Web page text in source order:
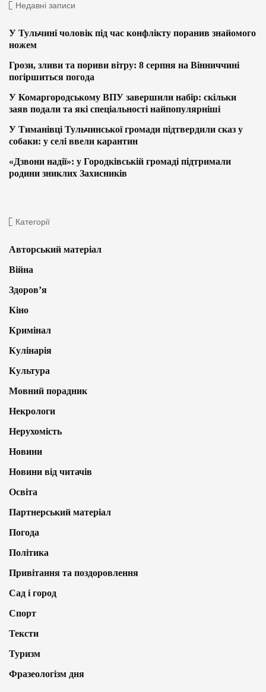
Недавні записи
У Тульчині чоловік під час конфлікту поранив знайомого
ножем
Грози, зливи та пориви вітру: 8 серпня на Вінниччині
погіршиться погода
У Комаргородському ВПУ завершили набір: скільки
заяв подали та які спеціальності найпопулярніші
У Тиманівці Тульчинської громади підтвердили сказ у
собаки: у селі ввели карантин
«Дзвони надії»: у Городківській громаді підтримали
родини зниклих Захисників
Категорії
Авторський матеріал
Війна
Здоров’я
Кіно
Кримінал
Кулінарія
Культура
Мовний порадник
Некрологи
Нерухомість
Новини
Новини від читачів
Освіта
Партнерський матеріал
Погода
Політика
Привітання та поздоровлення
Сад і город
Спорт
Тексти
Туризм
Фразеологізм дня